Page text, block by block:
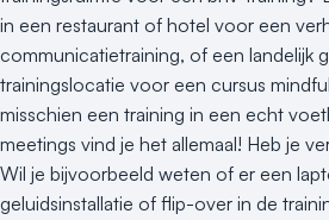
Heisessie
Hotel
Hybride events
Industriële locatie
Kasteel en landgoed
Kleine / intieme locatie
Locaties aan zee
in een restaurant of hotel voor een
communicatietraining, of een landelijk
trainingslocatie voor een cursus
misschien een training in een echt
meetings vind je het allemaal! Heb je
Wil je bijvoorbeeld weten of er een
geluidsinstallatie of flip-over in de